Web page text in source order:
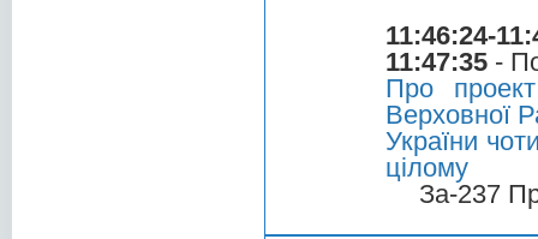
11:46:24-
11:47:35 -
Про
Верховної
України
цілому
За-237